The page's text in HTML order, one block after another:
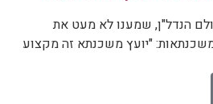
הנדל"ן, שמענו לא מעט את
"יועץ משכנתא זה מקצוע